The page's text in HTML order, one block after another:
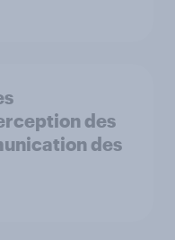
des
des